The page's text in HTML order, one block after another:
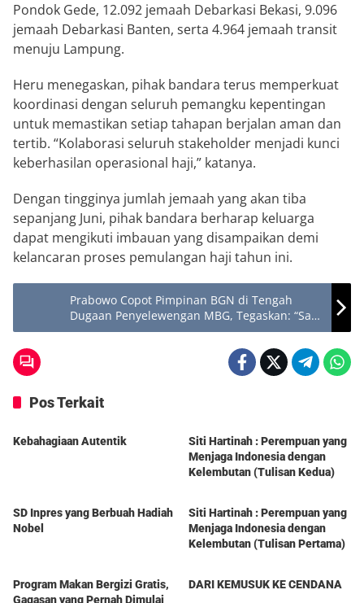
Pondok Gede, 12.092 jemaah Debarkasi Bekasi, 9.096
jemaah Debarkasi Banten, serta 4.964 jemaah transit
menuju Lampung.
Heru menegaskan, pihak bandara terus memperkuat
koordinasi dengan seluruh pemangku kepentingan
untuk memastikan setiap tahapan berjalan aman dan
tertib. “Kolaborasi seluruh stakeholder menjadi kunci
keberhasilan operasional haji,” katanya.
Dengan tingginya jumlah jemaah yang akan tiba
sepanjang Juni, pihak bandara berharap keluarga
dapat mengikuti imbauan yang disampaikan demi
kelancaran proses pemulangan haji tahun ini.
Prabowo Copot Pimpinan BGN di Tengah
Dugaan Penyelewengan MBG, Tegaskan: “Saya
Tidak Mau Uang Rakyat Dicuri”
Pos Terkait
Berita
Kebahagiaan Autentik
Siti Hartinah : Perempuan yang
Menjaga Indonesia dengan
Kelembutan (Tulisan Kedua)
SD Inpres yang Berbuah Hadiah
Nobel
Siti Hartinah : Perempuan yang
Menjaga Indonesia dengan
Kelembutan (Tulisan Pertama)
Program Makan Bergizi Gratis,
Gagasan yang Pernah Dimulai
DARI KEMUSUK KE CENDANA